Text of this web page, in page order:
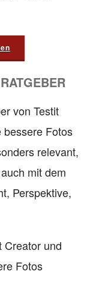
von Testit
Fotos
relevant,
mit dem
Perspektive,
Creator und
Fotos